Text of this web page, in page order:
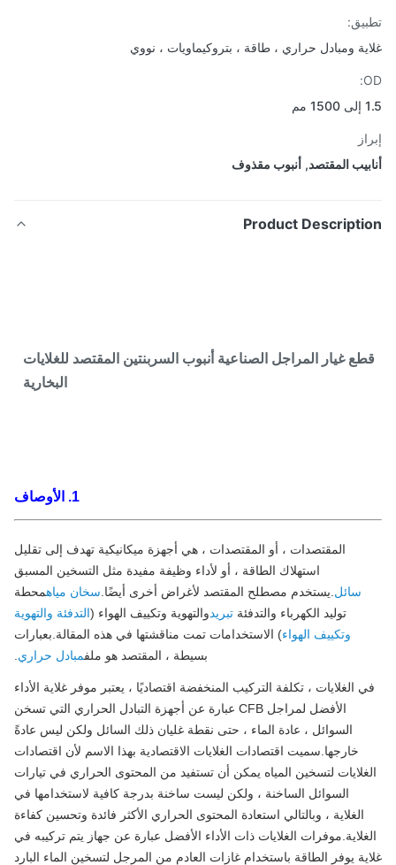
ومبادل حراري ، طاقة ، بتروكيماويات ، نووي
المقتصد,أنبوب مقذوف
Product
غيار المراجل الصناعية أنبوب السربنتين المقتصد للغلايات
البخارية
المقتصدات ، أو المقتصدات ، هي أجهزة ميكانيكية تهدف إلى تقليل
استهلاك الطاقة ، أو لأداء وظيفة مفيدة مثل التسخين المسبق
.يستخدم مصطلح المقتصد لأغراض أخرى أيضًا. سخان مياهمحطة
توليد الكهرباء والتدفئةتبريد والتهوية وتكييف الهواء (التدفئة والتهوية
وتكييف الهواء ) الاستخدامات تمت مناقشتها في هذه المقالة.بعبارات
بسيطة ، المقتصد هو ملفمبادل حراري.
الغلايات ، تكلفة التركيب المنخفضة اقتصاديًا ، يعتبر موفر غلاية الأداء
الأفضل لمراجل CFB عبارة عن أجهزة التبادل الحراري التي تسخن
السوائل ، عادة الماء ، حتى نقطة غليان ذلك السائل ولكن ليس عادةً
خارجها.سميت اقتصادات الغلايات الاقتصادية بهذا الاسم لأن اقتصادات
لتسخين المياه يمكن أن تستفيد من المحتوى الحراري في تيارات
السوائل الساخنة ، ولكن ليست ساخنة بدرجة كافية لاستخدامها في
الغلاية ، وبالتالي استعادة المحتوى الحراري الأكثر فائدة وتحسين كفاءة
الغلايات ذات الأداء الأفضل عبارة عن جهاز يتم تركيبه في
يوفر الطاقة باستخدام غازات العادم من المرجل لتسخين الماء البارد